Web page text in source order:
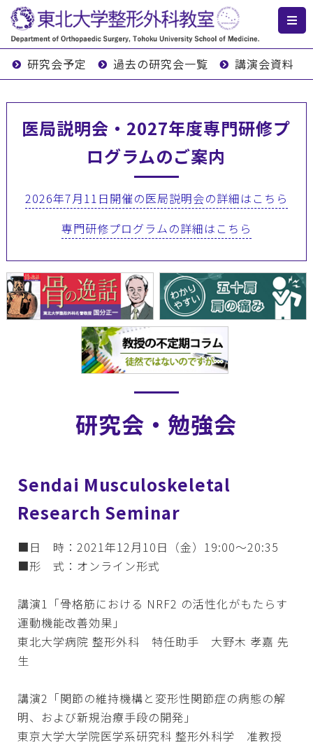
研究会予定 過去の研究会一覧 講演会資料
医局説明会・2027年度専門研修プ
ログラムのご案内
2026年7月11日開催の医局説明会の詳細はこちら
専門研修プログラムの詳細はこちら
研究会・勉強会
Sendai Musculoskeletal
Research Seminar
■日 時：2021年12月10日（金）19:00～20:35
■形 式：オンライン形式
講演1「骨格筋における NRF2 の活性化がもたらす
運動機能改善効果」
東北大学病院 整形外科 特任助手 大野木 孝嘉 先
生
講演2「関節の維持機構と変形性関節症の病態の解
明、および新規治療手段の開発」
東京大学大学院医学系研究科 整形外科学 准教授